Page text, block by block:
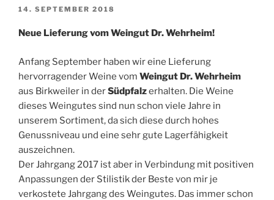
VERÖFFENTLICHT
14. SEPTEMBER 2018
Neue Lieferung vom Weingut Dr. Wehrheim!
Anfang September haben wir eine Lieferung
hervorragender Weine vom Weingut Dr. Wehrheim
aus Birkweiler in derSüdpfalzerhalten. Die Weine
dieses Weingutes sind nun schon viele Jahre in
unserem Sortiment, da sich diese durch hohes
Genussniveau und eine sehr gute Lagerfähigkeit
auszeichnen.
Der Jahrgang 2017 ist aber in Verbindung mit positiven
Anpassungen der Stilistik der Beste von mir je
verkostete Jahrgang des Weingutes. Das immer schon